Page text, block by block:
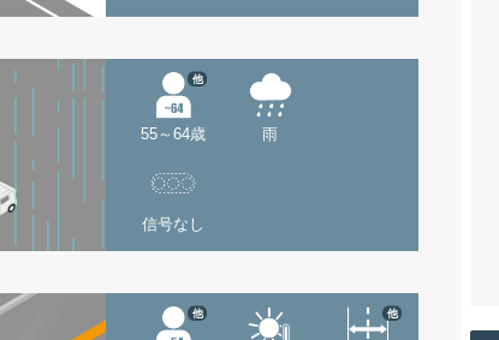
55～64歳
他
雨
信号なし
他 他